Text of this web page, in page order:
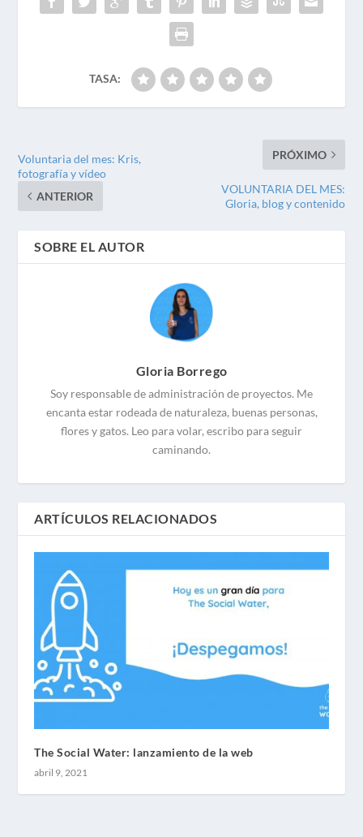
TASA:
Voluntaria del mes: Kris,
fotografía y vídeo
ANTERIOR
PRÓXIMO
VOLUNTARIA DEL MES:
Gloria, blog y contenido
SOBRE EL AUTOR
Gloria Borrego
Soy responsable de administración de proyectos. Me
encanta estar rodeada de naturaleza, buenas personas,
flores y gatos. Leo para volar, escribo para seguir
caminando.
ARTÍCULOS RELACIONADOS
The Social Water: lanzamiento de la web
abril 9, 2021